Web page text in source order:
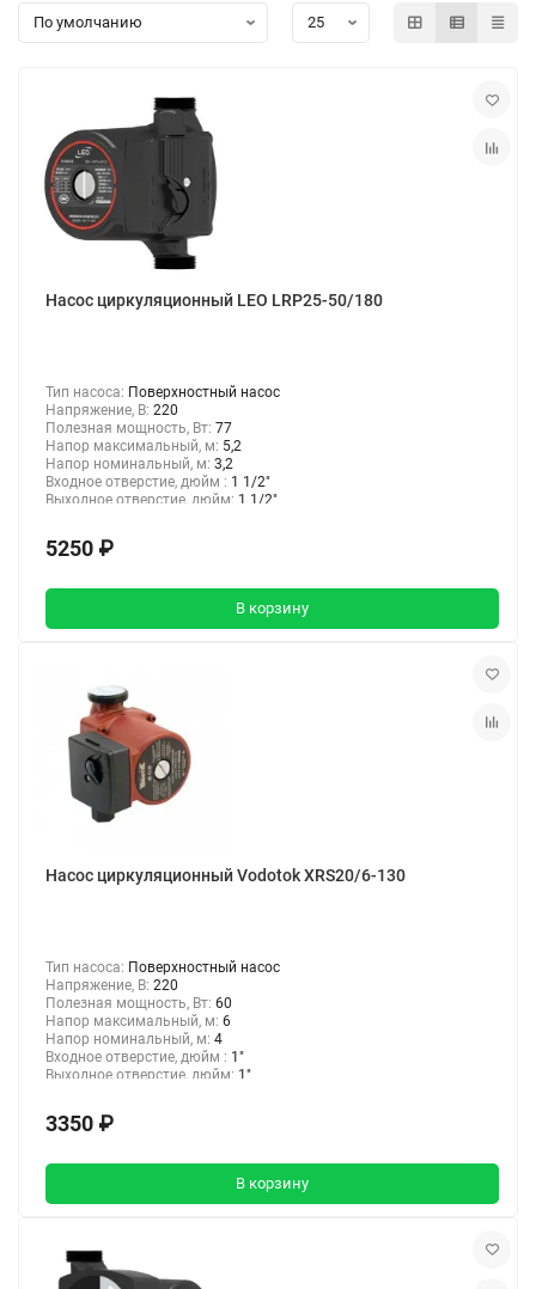
Консольно-моноблочные насосы
Насосы для химических жидкостей
Канализационные станции
Консольные насосы
Насосы для газа
Шкивные насосы
Насос циркуляционный LEO LRP25-50/180
Тип насоса: Поверхностный насос
Напряжение, В: 220
Полезная мощность, Вт: 77
Напор максимальный, м: 5,2
Напор номинальный, м: 3,2
Входное отверстие, дюйм : 1 1/2"
Выходное отверстие, дюйм: 1 1/2"
5250 ₽
В корзину
Насос циркуляционный Vodotok XRS20/6-130
Тип насоса: Поверхностный насос
Напряжение, В: 220
Полезная мощность, Вт: 60
Напор максимальный, м: 6
Напор номинальный, м: 4
Входное отверстие, дюйм : 1"
Выходное отверстие, дюйм: 1"
3350 ₽
В корзину